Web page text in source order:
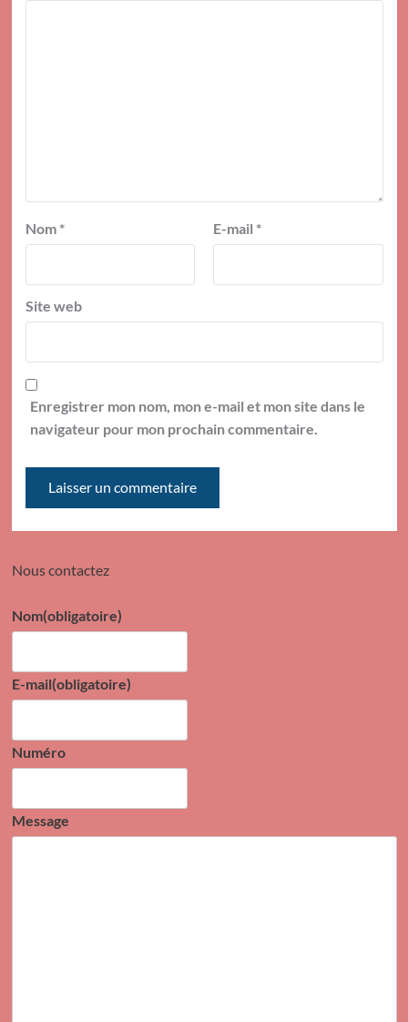
Nom * E-mail *
Site web
Enregistrer mon nom, mon e-mail et mon site dans le
navigateur pour mon prochain commentaire.
Nous contactez
Nom(obligatoire)
E-mail(obligatoire)
Numéro
Message